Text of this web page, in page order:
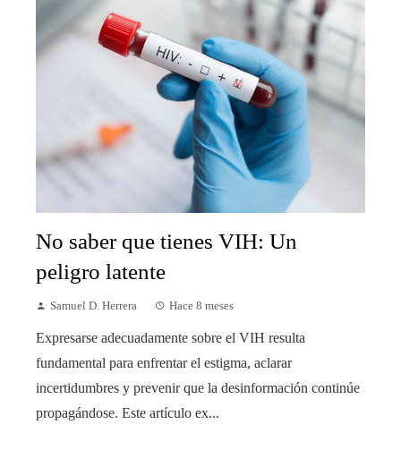
No saber que tienes VIH: Un
peligro latente
Samuel D. Herrera Hace 8 meses
Expresarse adecuadamente sobre el VIH resulta
fundamental para enfrentar el estigma, aclarar
incertidumbres y prevenir que la desinformación continúe
propagándose. Este artículo ex...